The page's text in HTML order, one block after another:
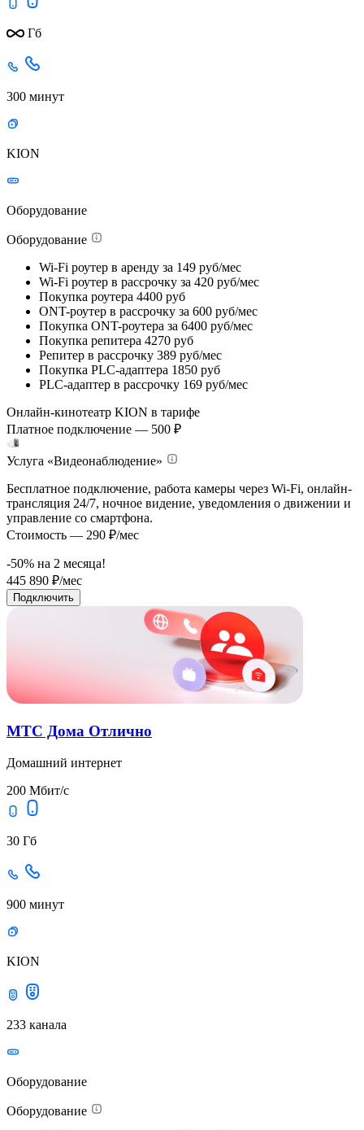
Гб
300 минут
KION
Оборудование
Оборудование
Wi-Fi роутер в аренду за 149 руб/мес
Wi-Fi роутер в рассрочку за 420 руб/мес
Покупка роутера 4400 руб
ONT-роутер в рассрочку за 600 руб/мес
Покупка ONT-роутера за 6400 руб/мес
Покупка репитера 4270 руб
Репитер в рассрочку 389 руб/мес
Покупка PLC-адаптера 1850 руб
PLC-адаптер в рассрочку 169 руб/мес
Онлайн-кинотеатр KION в тарифе
Платное подключение — 500 ₽
Услуга «Видеонаблюдение»
Бесплатное подключение, работа камеры через Wi-Fi, онлайн-
трансляция 24/7, ночное видение, уведомления о движении и
управление со смартфона.
Стоимость — 290 ₽/мес
-50% на 2 месяца!
445 890 ₽/мес
Подключить
МТС Дома Отлично
Домашний интернет
200 Мбит/с
30 Гб
900 минут
KION
233 канала
Оборудование
Оборудование